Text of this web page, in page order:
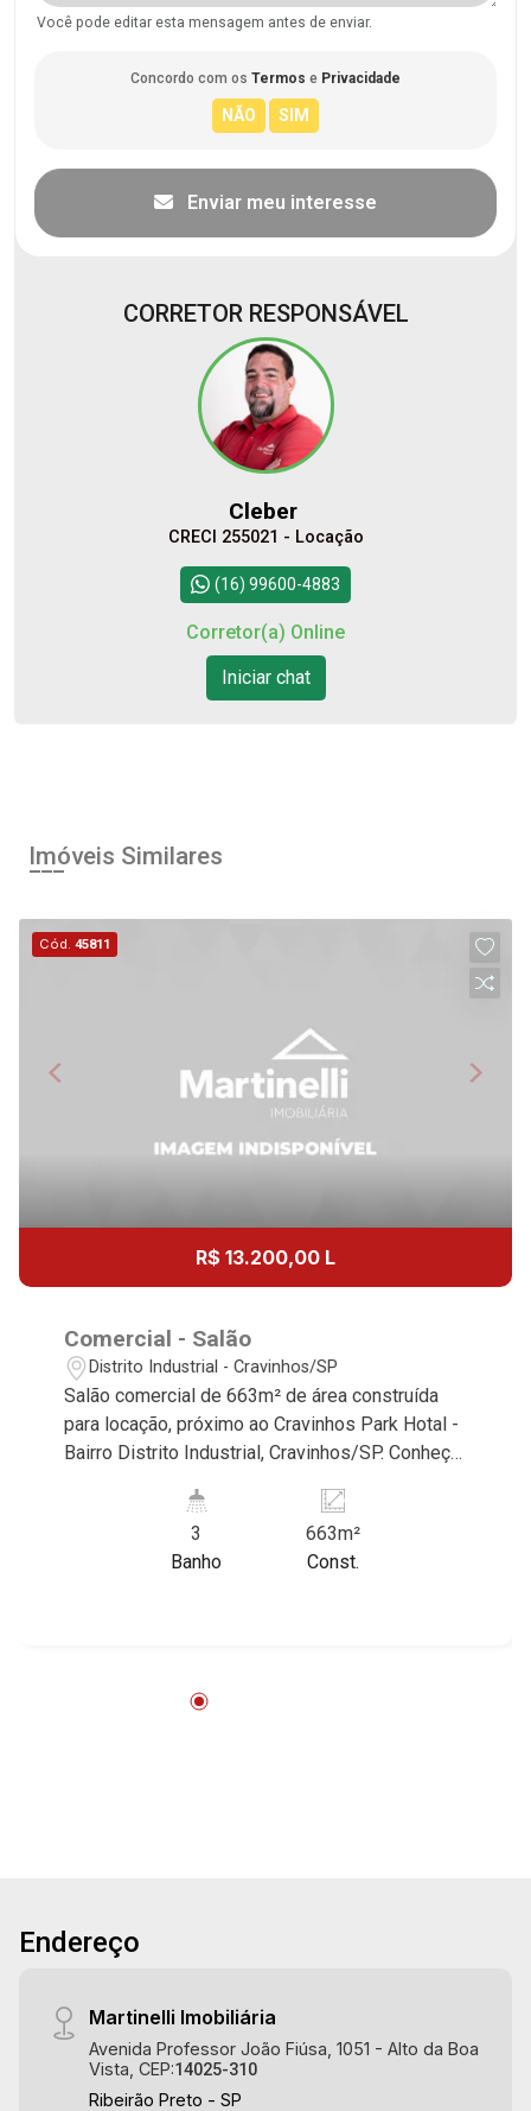
Você pode editar esta mensagem antes de enviar.
Concordo com os Termos e Privacidade
Enviar meu interesse
CORRETOR RESPONSÁVEL
Cleber
CRECI 255021 - Locação
(16) 99600-4883
Corretor(a) Online
Iniciar chat
Imóveis Similares
Cód.45811
R$ 13.200,00 L
Comercial - Salão
Distrito Industrial - Cravinhos/SP
Salão comercial de 663m² de área construída
para locação, próximo ao Cravinhos Park Hotal -
Bairro Distrito Industrial, Cravinhos/SP. Conheça
Imobiliária selecionou para você: - 663m² de
área construída - Amplo espaço - Recepção -
W.C masculino | feminino | adaptado - 2 docas
3
Banho
663m²
Const.
Endereço
Martinelli Imobiliária
Avenida Professor João Fiúsa, 1051 - Alto da Boa
Vista, CEP:14025-310
Ribeirão Preto - SP